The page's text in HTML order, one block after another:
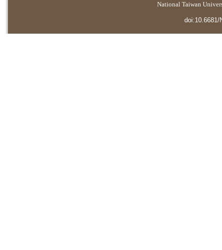
National Taiwan
doi:10.6681/